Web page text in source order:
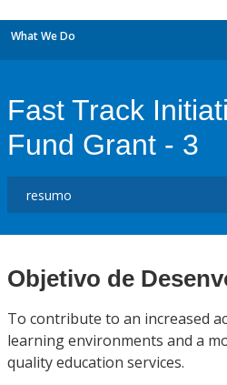
What We Do
Fast Track
Fund Grant - 3
Objetivo de
To contribute to an increased
learning environments and a
quality education services.